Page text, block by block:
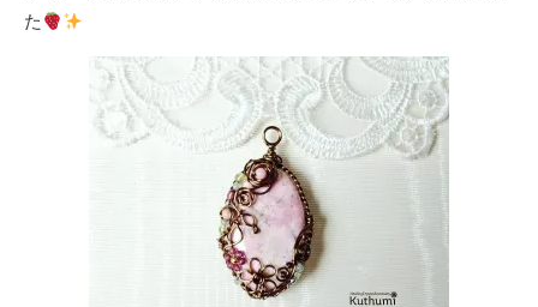
た